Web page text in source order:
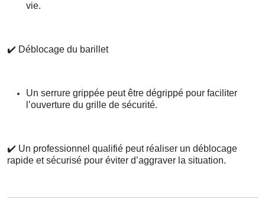
vie.
✔️ Déblocage du barillet
Un serrure grippée peut être dégrippé pour faciliter
l’ouverture du grille de sécurité.
✔️ Un professionnel qualifié peut réaliser un déblocage
rapide et sécurisé pour éviter d’aggraver la situation.